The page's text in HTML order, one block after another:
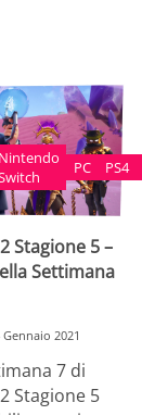
Nintendo
PC PS4
Stagione 5 –
Settimana
Gennaio 2021
7 di
Stagione 5